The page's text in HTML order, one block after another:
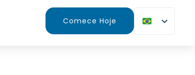
Comece Hoje